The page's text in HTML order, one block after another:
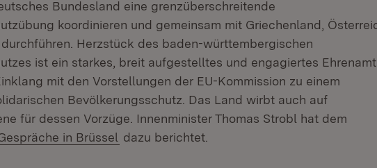
Bundesland eine grenzüberschreitende
koordinieren und gemeinsam mit Griechenland,
Herzstück des baden-württembergischen
ist ein starkes, breit aufgestelltes und engagiertes
mit den Vorstellungen der EU-Kommission zu einem
Bevölkerungsschutz. Das Land wirbt auch auf
für dessen Vorzüge. Innenminister Thomas Strobl hat dem
in Brüssel dazu berichtet.